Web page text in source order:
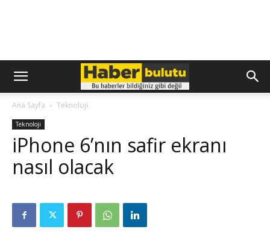
Ana Sayfa Teknoloji
Teknoloji
iPhone 6’nın safir ekranı
nasıl olacak